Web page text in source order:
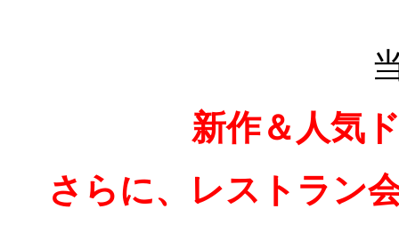
新作＆人気
さらに、レストラン